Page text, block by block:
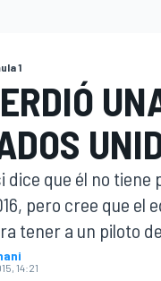
1
dice que él no
pero cree que el
tener a un piloto
14:21